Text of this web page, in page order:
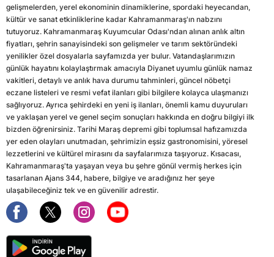
gelişmelerden, yerel ekonominin dinamiklerine, spordaki heyecandan,
kültür ve sanat etkinliklerine kadar Kahramanmaraş'ın nabzını
tutuyoruz. Kahramanmaraş Kuyumcular Odası'ndan alınan anlık altın
fiyatları, şehrin sanayisindeki son gelişmeler ve tarım sektöründeki
yenilikler özel dosyalarla sayfamızda yer bulur. Vatandaşlarımızın
günlük hayatını kolaylaştırmak amacıyla Diyanet uyumlu günlük namaz
vakitleri, detaylı ve anlık hava durumu tahminleri, güncel nöbetçi
eczane listeleri ve resmi vefat ilanları gibi bilgilere kolayca ulaşmanızı
sağlıyoruz. Ayrıca şehirdeki en yeni iş ilanları, önemli kamu duyuruları
ve yaklaşan yerel ve genel seçim sonuçları hakkında en doğru bilgiyi ilk
bizden öğrenirsiniz. Tarihi Maraş depremi gibi toplumsal hafızamızda
yer eden olayları unutmadan, şehrimizin eşsiz gastronomisini, yöresel
lezzetlerini ve kültürel mirasını da sayfalarımıza taşıyoruz. Kısacası,
Kahramanmaraş'ta yaşayan veya bu şehre gönül vermiş herkes için
tasarlanan Ajans 344, habere, bilgiye ve aradığınız her şeye
ulaşabileceğiniz tek ve en güvenilir adrestir.